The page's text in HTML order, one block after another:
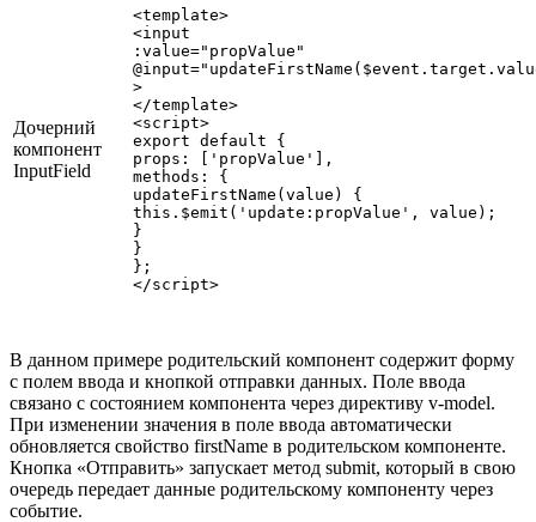
Дочерний
компонент
InputField
<template>
<input
:value="propValue"
>
</template>
<script>
export default {
props: ['propValue'],
methods: {
updateFirstName(value) {
this.$emit('update:propValue', value);
}
}
};
В данном примере родительский компонент содержит форму
с полем ввода и кнопкой отправки данных. Поле ввода
связано с состоянием компонента через директиву v-model.
При изменении значения в поле ввода автоматически
обновляется свойство firstName в родительском компоненте.
Кнопка «Отправить» запускает метод submit, который в свою
очередь передает данные родительскому компоненту через
событие.